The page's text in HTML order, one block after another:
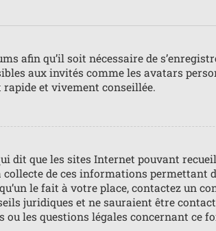
afin qu’il soit nécessaire de
aux invités comme les avatars
rapide et vivement conseillée.
dit que les sites Internet pouvant
de ces informations permettant
le fait à votre place, contactez un
juridiques et ne sauraient être
les questions légales concernant ce